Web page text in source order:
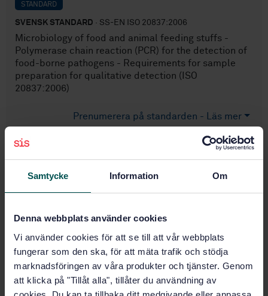
Samtycke Information Om
Denna webbplats använder cookies
Vi använder cookies för att se till att vår webbplats
fungerar som den ska, för att mäta trafik och stödja
marknadsföringen av våra produkter och tjänster. Genom
att klicka på "Tillåt alla", tillåter du användning av
STANDARD
SVENSK STANDARD · SS-EN ISO 20837:2006
Microbiology of food and animal feeding stuffs -
Polymerase chain reaction (PCR) for the detection of
food-borne pathogens - Requirements for sample
preparation for qualitative detection (ISO
20837:2006)
Prenumerera på standarden - Läs mer
Pris:789 SEK
PDF
Lägg i varukorgen
Produktinformation
Språk: Engelska
Framtagen av:
Livsmedelsanalyser, SIS/TK